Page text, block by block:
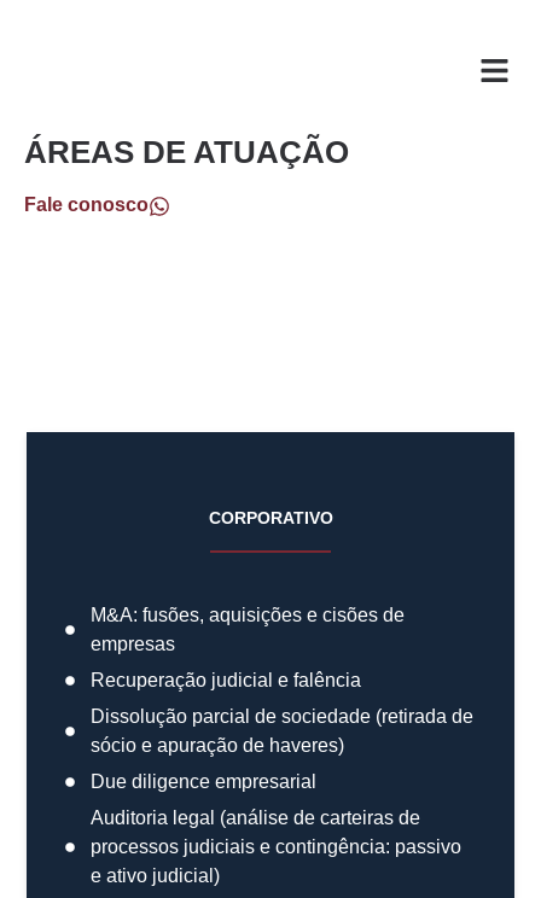
ÁREAS DE ATUAÇÃO
Fale conosco
CORPORATIVO
M&A: fusões, aquisições e cisões de
empresas
Recuperação judicial e falência
Dissolução parcial de sociedade (retirada de
sócio e apuração de haveres)
Due diligence empresarial
Auditoria legal (análise de carteiras de
processos judiciais e contingência: passivo
e ativo judicial)